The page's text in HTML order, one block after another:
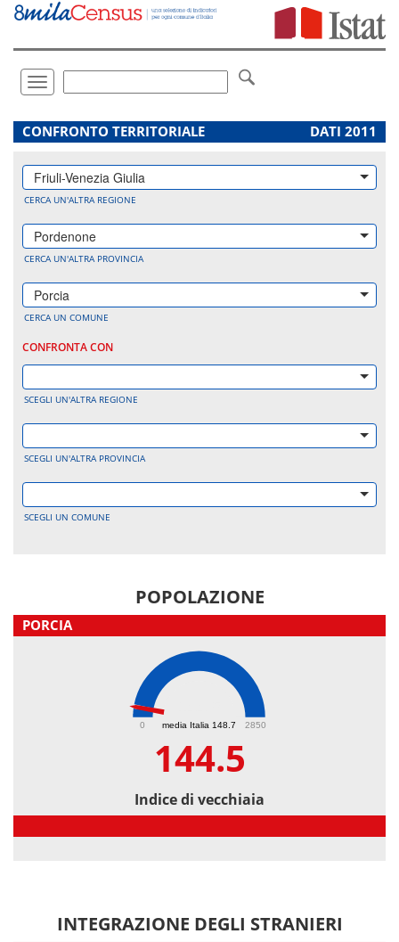
Vai
direttamente
Toggle
navigation
.
CONFRONTO TERRITORIALE DATI 2011
Friuli-Venezia Giulia
CERCA UN'ALTRA REGIONE
Pordenone
CERCA UN'ALTRA PROVINCIA
Porcia
CERCA UN COMUNE
CONFRONTA CON
SCEGLI UN'ALTRA REGIONE
SCEGLI UN'ALTRA PROVINCIA
SCEGLI UN COMUNE
POPOLAZIONE
PORCIA
media Italia 148.7
0 2850
144.5
Indice di vecchiaia
INTEGRAZIONE DEGLI STRANIERI